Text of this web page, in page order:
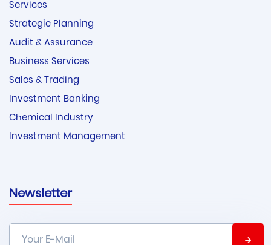
Services
Strategic Planning
Audit & Assurance
Business Services
Sales & Trading
Investment Banking
Chemical Industry
Investment Management
Newsletter